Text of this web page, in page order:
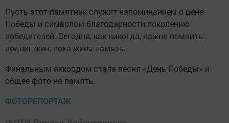
Пусть этот памятник служит напоминанием о цене
Победы и символом благодарности поколению
победителей. Сегодня, как никогда, важно помнить:
подвиг жив, пока жива память.
Финальным аккордом стала песня «День Победы» и
общее фото на память.
ФОТОРЕПОРТАЖ